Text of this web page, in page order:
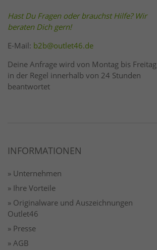
Hast Du Fragen oder brauchst Hilfe? Wir
beraten Dich gern!
E-Mail: b2b@outlet46.de
Deine Anfrage wird von Montag bis Freitag
in der Regel innerhalb von 24 Stunden
beantwortet
INFORMATIONEN
» Unternehmen
» Ihre Vorteile
» Originalware und Auszeichnungen
Outlet46
» Presse
» AGB